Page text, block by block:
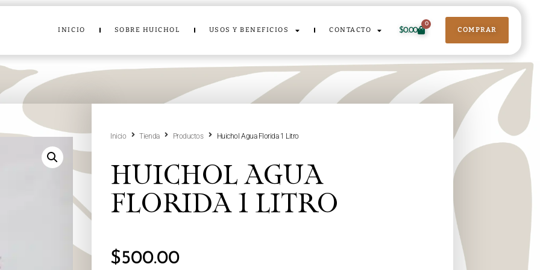
INICIO SOBRE HUICHOL USOS Y BENEFICIOS CONTACTO $0.00
0
COMPRAR
Inicio Tienda Productos Huichol Agua Florida 1 Litro
HUICHOL AGUA
FLORIDA 1 LITRO
$500.00